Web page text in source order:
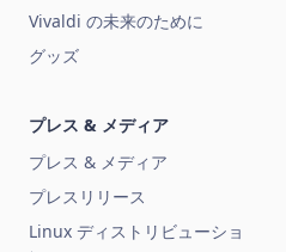
Vivaldi の未来のために
グッズ
プレス & メディア
プレス & メディア
プレスリリース
Linux ディストリビューショ